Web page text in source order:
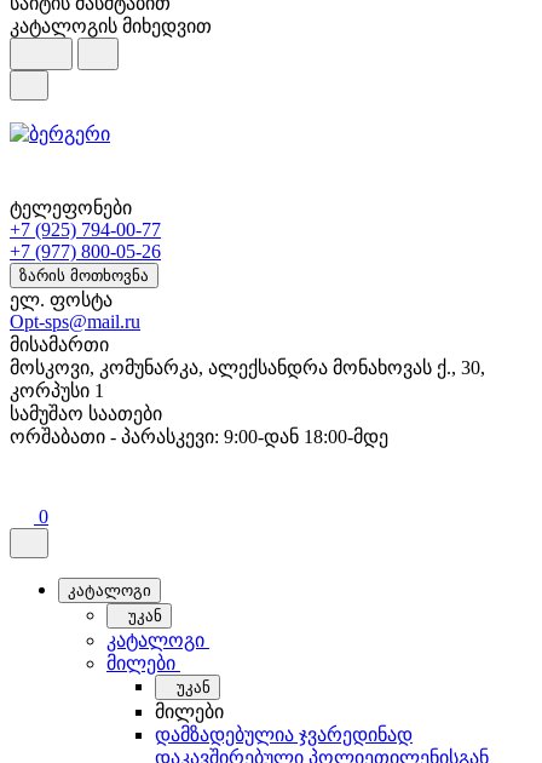
კატალოგის მიხედვით
ტელეფონები
+7 (925) 794-00-77
+7 (977) 800-05-26
ზარის მოთხოვნა
ელ. ფოსტა
Opt-sps@mail.ru
მისამართი
მოსკოვი, კომუნარკა, ალექსანდრა მონახოვას ქ., 30,
კორპუსი 1
სამუშაო საათები
ორშაბათი - პარასკევი: 9:00-დან 18:00-მდე
0
კატალოგი
უკან
კატალოგი
მილები
უკან
მილები
დამზადებულია ჯვარედინად
დაკავშირებული პოლიეთილენისგან